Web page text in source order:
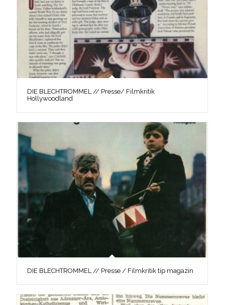
DIE BLECHTROMMEL // Presse/ Filmkritik
Hollywoodland
DIE BLECHTROMMEL // Presse / Filmkritik tip magazin